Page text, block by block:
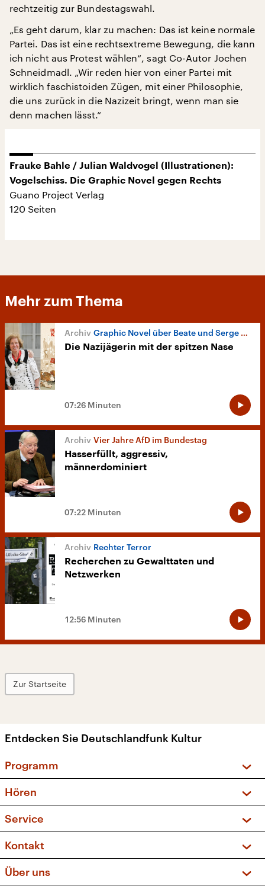
rechtzeitig zur Bundestagswahl.
„Es geht darum, klar zu machen: Das ist keine normale
Partei. Das ist eine rechtsextreme Bewegung, die kann
ich nicht aus Protest wählen“, sagt Co-Autor Jochen
Schneidmadl. „Wir reden hier von einer Partei mit
wirklich faschistoiden Zügen, mit einer Philosophie,
die uns zurück in die Nazizeit bringt, wenn man sie
denn machen lässt.“
Frauke Bahle / Julian Waldvogel (Illustrationen):
Vogelschiss. Die Graphic Novel gegen Rechts
Guano Project Verlag
120 Seiten
Mehr zum Thema
Graphic Novel über Beate und Serge Klarsfeld
Die Nazijägerin mit der spitzen Nase
07:26 Minuten
Vier Jahre AfD im Bundestag
Hasserfüllt, aggressiv,
männerdominiert
07:22 Minuten
Rechter Terror
Recherchen zu Gewalttaten und
Netzwerken
12:56 Minuten
Zur Startseite
Entdecken Sie Deutschlandfunk Kultur
Programm
Sendungen und Podcasts
Musikliste
Kakadu – Das Kinderprogramm
Hören
Frequenzen (UKW + DAB+)
Service
FAQ
Apps
Newsletter
Kontakt
Über uns